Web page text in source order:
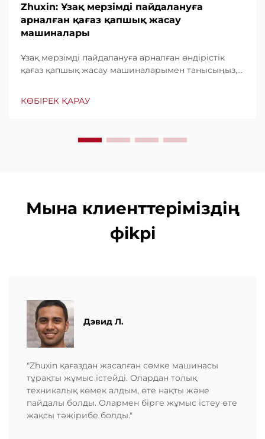
Zhuxin: Ұзақ мерзімді пайдалануға
арналған қағаз қапшық жасау
машиналары
Ұзақ мерзімді пайдалануға арналған өндірістік
қағаз қапшық жасау машиналарымен танысыңыз,
жеңілдігі мен аз үзіліс уақыты үшін сенімді. Білікті
КӨБІРЕК ҚАРАУ
Мына клиенттеріміздің
фikрi
Дэвид Л.
"Zhuxin қағаздан жасалған сөмке машинасы
тұрақты жұмыс істейді. Олардан толық
техникалық көмек алдым, өте нақты және
пайдалы болды. Олармен бірге жұмыс істеу өте
жақсы тәжірибе болды."